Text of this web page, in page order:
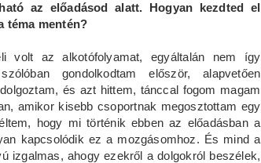
az előadásod alatt. Hogyan kezdted el
téma mentén?
volt az alkotófolyamat, egyáltalán nem így
gondolkodtam először, alapvetően
és azt hittem, tánccal fogom magam
amikor kisebb csoportnak megosztottam egy
hogy mi történik ebben az előadásban a
kapcsolódik ez a mozgásomhoz. És mind a
izgalmas, ahogy ezekről a dolgokról beszélek,